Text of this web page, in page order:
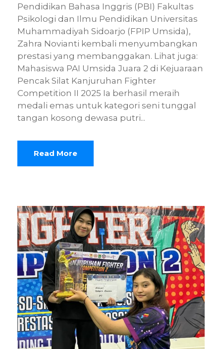
Pendidikan Bahasa Inggris (PBI) Fakultas
Psikologi dan Ilmu Pendidikan Universitas
Muhammadiyah Sidoarjo (FPIP Umsida),
Zahra Novianti kembali menyumbangkan
prestasi yang membanggakan. Lihat juga:
Mahasiswa PAI Umsida Juara 2 di Kejuaraan
Pencak Silat Kanjuruhan Fighter
Competition II 2025 Ia berhasil meraih
medali emas untuk kategori seni tunggal
tangan kosong dewasa putri...
Read More